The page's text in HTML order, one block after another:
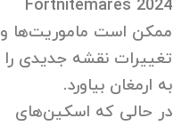
Fortnitemares 2024
ممکن است ماموریت‌ها و
تغییرات نقشه جدیدی را
به ارمغان بیاورد.
در حالی که اسکین‌های